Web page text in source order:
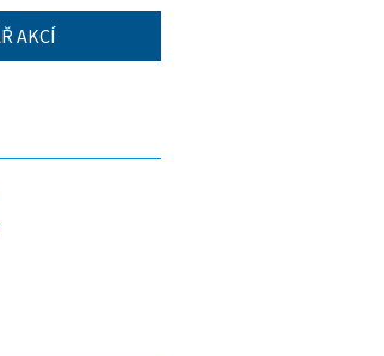
AKCÍ